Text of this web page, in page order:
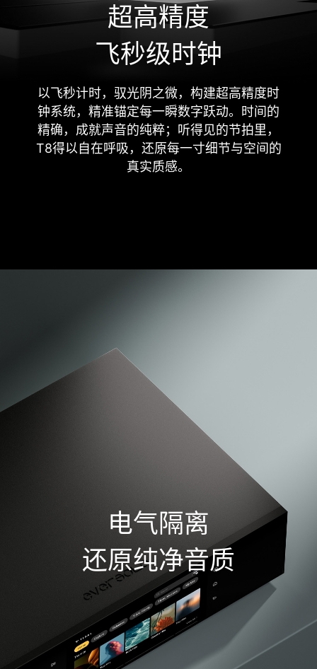
超高精度
飞秒级时钟
以飞秒计时，驭光阴之微，构建超高精度时
钟系统，精准锚定每一瞬数字跃动。时间的
精确，成就声音的纯粹；听得见的节拍里，
T8得以自在呼吸，还原每一寸细节与空间的
真实质感。
电气隔离
还原纯净音质